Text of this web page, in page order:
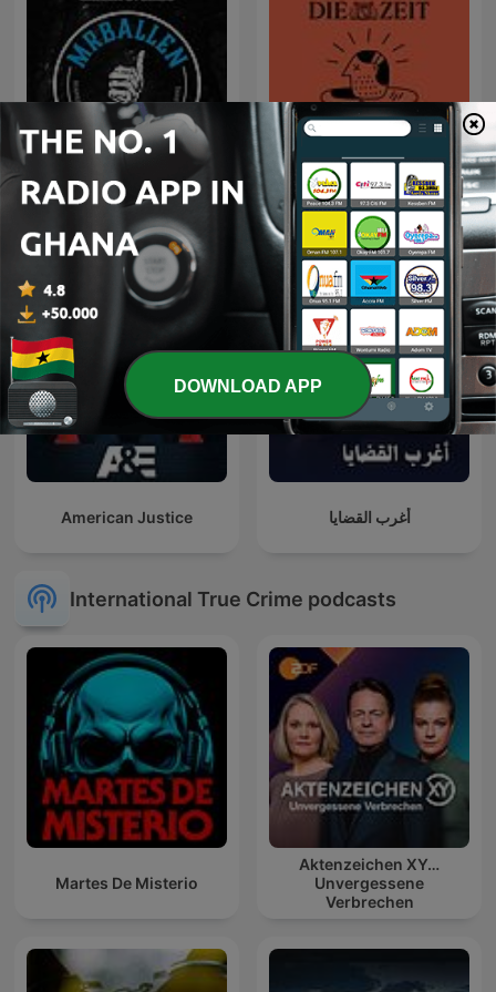
MrBallen Podcast:
Strange, Dark &
Mysterious Stories
Verbrechen
American Justice أغرب القضايا
International True Crime podcasts
Martes De Misterio
Aktenzeichen XY…
Unvergessene
Verbrechen
DOWNLOAD APP